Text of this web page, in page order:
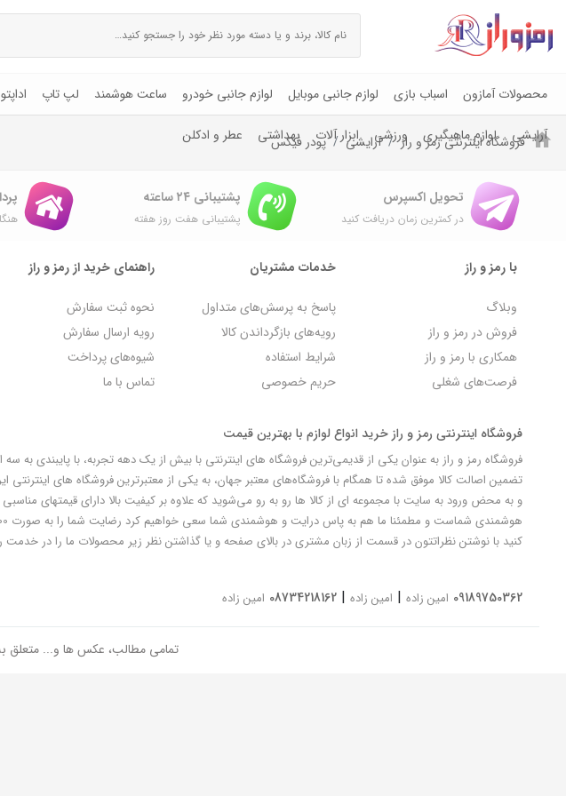
محصولات آمازون اسباب بازی لوازم جانبی موبایل لوازم جانبی خودرو ساعت هوشمند لپ تاپ
آرایشی لوازم ماهیگیری ورزشی ابزار آلات بهداشتی عطر و ادکلن فروشگاه اینترنتی رمز و راز آرایشی پودر فیکس
تحویل اکسپرس
در کمترین زمان دریافت کنید
پشتیبانی ۲۴ ساعته
پشتیبانی هفت روز هفته
با رمز و راز
وبلاگ
فروش در رمز و راز
همکاری با رمز و راز
فرصت‌های شغلی
خدمات مشتریان
پاسخ به پرسش‌های متداول
رویه‌های بازگرداندن کالا
شرایط استفاده
حریم خصوصی
راهنمای خرید از رمز و راز
نحوه ثبت سفارش
رویه ارسال سفارش
شیوه‌های پرداخت
تماس با ما
فروشگاه اینترنتی رمز و راز خرید انواع لوازم با بهترین قیمت
تضمین اصالت کالا موفق شده تا همگام با فروشگاه‌های معتبر جهان، به یکی از معتبرترین فروشگاه های اینترنتی
و به محض ورود به سایت با مجموعه ای از کالا ها رو به رو می‌شوید که علاوه بر کیفیت بالا دارای قیمتهای
کنید با نوشتن نظراتتون در قسمت از زبان مشتری در بالای صفحه و یا گذاشتن نظر زیر محصولات ما را در خدمت
09189750362 امین زاده | امین زاده |
08734218162 امین زاده
تمامی مطالب، عکس ها و... متعلق